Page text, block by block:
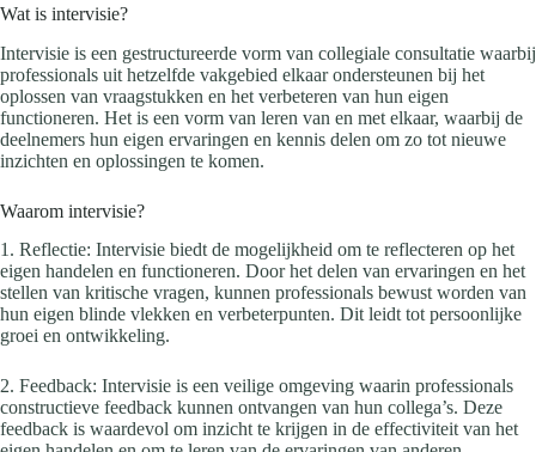
Wat is intervisie?
Intervisie is een gestructureerde vorm van collegiale consultatie waarbij
professionals uit hetzelfde vakgebied elkaar ondersteunen bij het
oplossen van vraagstukken en het verbeteren van hun eigen
functioneren. Het is een vorm van leren van en met elkaar, waarbij de
deelnemers hun eigen ervaringen en kennis delen om zo tot nieuwe
inzichten en oplossingen te komen.
Waarom intervisie?
1. Reflectie: Intervisie biedt de mogelijkheid om te reflecteren op het
eigen handelen en functioneren. Door het delen van ervaringen en het
stellen van kritische vragen, kunnen professionals bewust worden van
hun eigen blinde vlekken en verbeterpunten. Dit leidt tot persoonlijke
groei en ontwikkeling.
2. Feedback: Intervisie is een veilige omgeving waarin professionals
constructieve feedback kunnen ontvangen van hun collega’s. Deze
feedback is waardevol om inzicht te krijgen in de effectiviteit van het